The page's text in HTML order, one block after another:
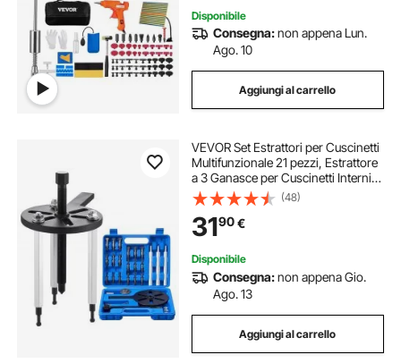
Disponibile
Consegna:non appena Lun.
Ago. 10
Aggiungi al carrello
VEVOR Set Estrattori per Cuscinetti
Multifunzionale 21 pezzi, Estrattore
a 3 Ganasce per Cuscinetti Interni
ed Esterni e Senza Albero Interno,
Strumento di Estrazione Rimozione
Parti da Autoveicoli
(48)
3190€
Disponibile
Consegna:non appena Gio.
Ago. 13
Aggiungi al carrello